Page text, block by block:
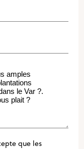
que les